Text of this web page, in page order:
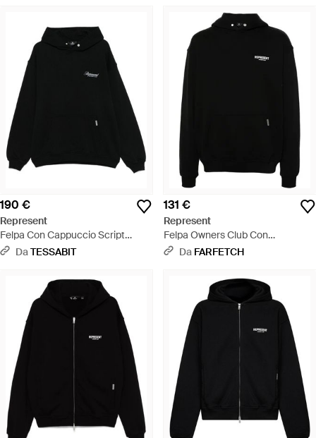
190 €
Represent
Felpa Con Cappuccio Script
Owners Club Di - Nero
DaTESSABIT
131 €
Represent
Felpa Owners Club Con
Cappuccio - Nero
Da FARFETCH